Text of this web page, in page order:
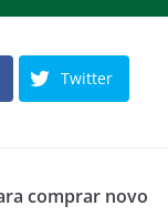
Twitter
comprar novo